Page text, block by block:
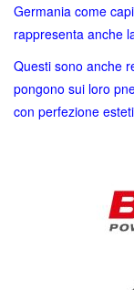
Germania come
rappresenta anche
Questi sono anche
pongono sui loro
con perfezione